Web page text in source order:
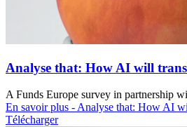
Analyse that: How AI will
A Funds Europe survey in partnership
En savoir plus - Analyse that: How AI
Télécharger